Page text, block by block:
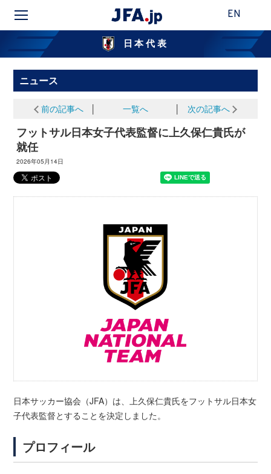
EN
日本代表
ニュース
前の記事へ 一覧へ 次の記事へ
フットサル日本女子代表監督に上久保仁貴氏が
就任
2026年05月14日
日本サッカー協会（JFA）は、上久保仁貴氏をフットサル日本女
子代表監督とすることを決定しました。
プロフィール